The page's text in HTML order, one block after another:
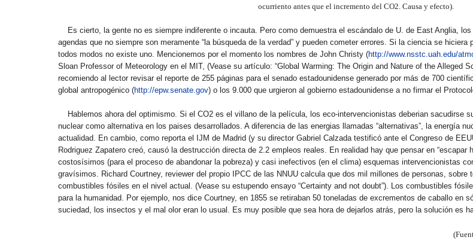
ocurriento antes que el incremento del CO2. Causa y efecto).
Es cierto, la gente no es siempre indiferente o incauta. Pero como demuestra el escándalo de U. de East Anglia,
agendas que no siempre son meramente “la búsqueda de la verdad” y pueden cometer errores. Si la ciencia se
todos modos no existe uno. Mencionemos por el momento los nombres de John Christy (http://www.nsstc.uah.edu/
Sloan Professor of Meteorology en el MIT, (Vease su artículo: “Global Warming: The Origin and Nature of the Alleged
recomiendo al lector revisar el reporte de 255 páginas para el senado estadounidense generado por más de 700
global antropogénico (http://epw.senate.gov) o los 9.000 que urgieron al gobierno estadounidense a no firmar el
Hablemos ahora del optimismo. Si el CO2 es el villano de la película, los eco-intervencionistas deberian sacudirse
nuclear como alternativa en los paises desarrollados. A diferencia de las energias llamadas “alternativas”, la energía
actualidad. En cambio, como reporta el IJM de Madrid (y su director Gabriel Calzada testificó ante el Congreso de
Rodriguez Zapatero creó, causó la destrucción directa de 2.2 empleos reales. En realidad hay que pensar en “escapar
costosísimos (para el proceso de abandonar la pobreza) y casi inefectivos (en el clima) esquemas intervencionistas
gravísimos. Richard Courtney, reviewer del propio IPCC de las NNUU calcula que dos mil millones de personas,
combustibles fósiles en el nivel actual. (Vease su estupendo ensayo “Certainty and not doubt”). Los combustibles
para la humanidad. Por ejemplo, nos dice Courtney, en 1855 se retiraban 50 toneladas de excrementos de caballo en
suciedad, los insectos y el mal olor eran lo usual. Es muy posible que sea hora de dejarlos atrás, pero la solución es